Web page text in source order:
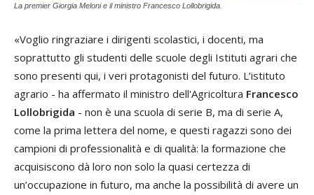
La premier Giorgia Meloni e il ministro Francesco Lollobrigida.
«Voglio ringraziare i dirigenti scolastici, i docenti, ma
soprattutto gli studenti delle scuole degli Istituti agrari che
sono presenti qui, i veri protagonisti del futuro. L’istituto
agrario - ha affermato il ministro dell'Agricoltura Francesco
Lollobrigida - non è una scuola di serie B, ma di serie A,
come la prima lettera del nome, e questi ragazzi sono dei
campioni di professionalità e di qualità: la formazione che
acquisiscono dà loro non solo la quasi certezza di
un’occupazione in futuro, ma anche la possibilità di avere un